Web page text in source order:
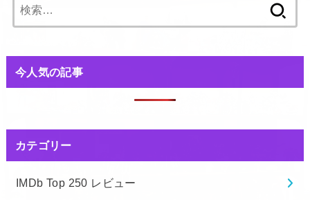
索:
今人気の記事
カテゴリー
IMDb Top 250 レビュー